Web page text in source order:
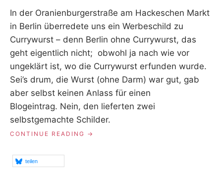
In der Oranienburgerstraße am Hackeschen Markt
in Berlin überredete uns ein Werbeschild zu
Currywurst – denn Berlin ohne Currywurst, das
geht eigentlich nicht; obwohl ja nach wie vor
ungeklärt ist, wo die Currywurst erfunden wurde.
Sei’s drum, die Wurst (ohne Darm) war gut, gab
aber selbst keinen Anlass für einen
Blogeintrag. Nein, den lieferten zwei
selbstgemachte Schilder.
CONTINUE READING „GASTRO-
teilen